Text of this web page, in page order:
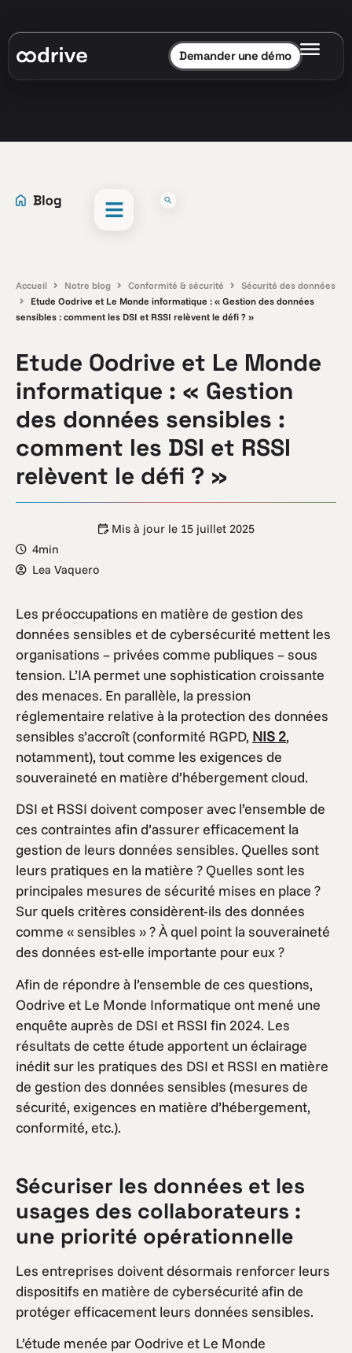
Demander une démo
Accueil Notre blog Conformité & sécurité
Sécurité des données
Etude Oodrive et Le Monde informatique : « Gestion des données
sensibles : comment les DSI et RSSI relèvent le défi ? »
Etude Oodrive et Le Monde
informatique : « Gestion
des données sensibles :
comment les DSI et RSSI
relèvent le défi ? »
Mis à jour le 15 juillet 2025
4min
Lea Vaquero
Les préoccupations en matière de gestion des
données sensibles et de cybersécurité mettent les
organisations – privées comme publiques – sous
tension. L’IA permet une sophistication croissante
des menaces. En parallèle, la pression
réglementaire relative à la protection des données
sensibles s’accroît (conformité RGPD, NIS 2,
notamment), tout comme les exigences de
souveraineté en matière d’hébergement cloud.
DSI et RSSI doivent composer avec l’ensemble de
ces contraintes afin d’assurer efficacement la
gestion de leurs données sensibles. Quelles sont
leurs pratiques en la matière ? Quelles sont les
principales mesures de sécurité mises en place ?
Sur quels critères considèrent-ils des données
comme « sensibles » ? À quel point la souveraineté
des données est-elle importante pour eux ?
Afin de répondre à l’ensemble de ces questions,
Oodrive et Le Monde Informatique ont mené une
enquête auprès de DSI et RSSI fin 2024. Les
résultats de cette étude apportent un éclairage
inédit sur les pratiques des DSI et RSSI en matière
de gestion des données sensibles (mesures de
sécurité, exigences en matière d’hébergement,
conformité, etc.).
Sécuriser les données et les
usages des collaborateurs :
une priorité opérationnelle
Les entreprises doivent désormais renforcer leurs
dispositifs en matière de cybersécurité afin de
protéger efficacement leurs données sensibles.
L’étude menée par Oodrive et Le Monde